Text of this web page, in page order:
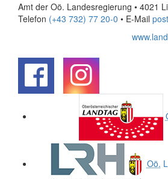
Amt der Oö. Landesregierung • 4021
Telefon (+43 732) 77 20-0 • E-Mail
Oö.